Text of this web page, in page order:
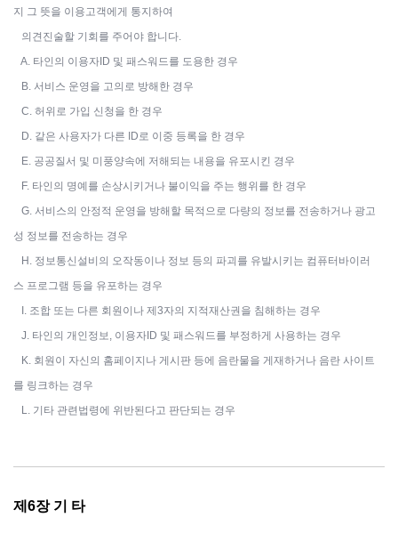
지 그 뜻을 이용고객에게 통지하여
의견진술할 기회를 주어야 합니다.
A. 타인의 이용자ID 및 패스워드를 도용한 경우
B. 서비스 운영을 고의로 방해한 경우
C. 허위로 가입 신청을 한 경우
D. 같은 사용자가 다른 ID로 이중 등록을 한 경우
E. 공공질서 및 미풍양속에 저해되는 내용을 유포시킨 경우
F. 타인의 명예를 손상시키거나 불이익을 주는 행위를 한 경우
G. 서비스의 안정적 운영을 방해할 목적으로 다량의 정보를 전송하거나 광고
성 정보를 전송하는 경우
H. 정보통신설비의 오작동이나 정보 등의 파괴를 유발시키는 컴퓨터바이러
스 프로그램 등을 유포하는 경우
I. 조합 또는 다른 회원이나 제3자의 지적재산권을 침해하는 경우
J. 타인의 개인정보, 이용자ID 및 패스워드를 부정하게 사용하는 경우
K. 회원이 자신의 홈페이지나 게시판 등에 음란물을 게재하거나 음란 사이트
를 링크하는 경우
L. 기타 관련법령에 위반된다고 판단되는 경우
제6장 기 타